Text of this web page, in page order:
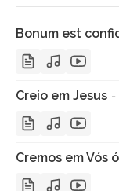
Bonum est
Creio em Jesus -
Cremos em Vós